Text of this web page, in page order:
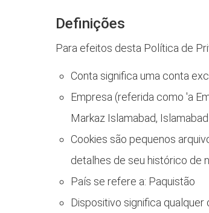
Definições
Para efeitos desta Política de
Conta significa uma conta
Empresa (referida como 'a
Markaz Islamabad,
Cookies são pequenos
detalhes de seu histórico de
País se refere a: Paquistão
Dispositivo significa